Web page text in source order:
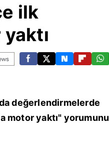
ilk
değerlendirmelerde
motor yaktı" yorumunu